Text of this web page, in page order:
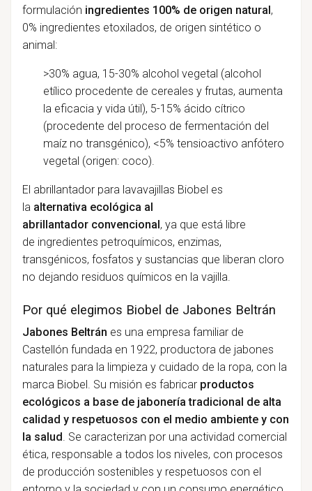
formulación ingredientes 100% de origen natural,
0% ingredientes etoxilados, de origen sintético o
animal:
>30% agua, 15-30% alcohol vegetal (alcohol
etílico procedente de cereales y frutas, aumenta
la eficacia y vida útil), 5-15% ácido cítrico
(procedente del proceso de fermentación del
maíz no transgénico), <5% tensioactivo anfótero
vegetal (origen: coco).
El abrillantador para lavavajillas Biobel es
la alternativa ecológica al
abrillantador convencional, ya que está libre
de ingredientes petroquímicos, enzimas,
transgénicos, fosfatos y sustancias que liberan cloro
no dejando residuos químicos en la vajilla.
Por qué elegimos Biobel de Jabones Beltrán
Jabones Beltrán es una empresa familiar de
Castellón fundada en 1922, productora de jabones
naturales para la limpieza y cuidado de la ropa, con la
marca Biobel. Su misión es fabricar productos
ecológicos a base de jabonería tradicional de alta
calidad y respetuosos con el medio ambiente y con
la salud. Se caracterizan por una actividad comercial
ética, responsable a todos los niveles, con procesos
de producción sostenibles y respetuosos con el